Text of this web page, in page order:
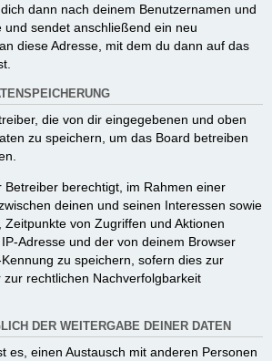
dann nach deinem Benutzernamen und
und sendet anschließend ein neu
diese Adresse, mit dem du dann auf das
die von dir eingegebenen und oben
zu speichern, um das Board betreiben
Betreiber berechtigt, im Rahmen einer
deinen und seinen Interessen sowie
von Zugriffen und Aktionen
Adresse und der von deinem Browser
zu speichern, sofern dies zur
rechtlichen Nachverfolgbarkeit
DER WEITERGABE DEINER DATEN
es, einen Austausch mit anderen Personen